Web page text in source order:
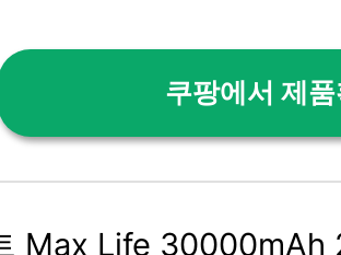
쿠팡에서 제품
Max Life 30000mAh